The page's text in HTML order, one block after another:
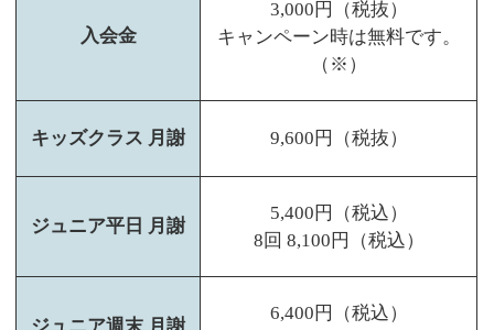
入会金
3,000円（税抜）
キャンペーン時は無料です。
（※）
キッズクラス 月謝 9,600円（税抜）
ジュニア平日 月謝
5,400円（税込）
8回 8,100円（税込）
6,400円（税込）